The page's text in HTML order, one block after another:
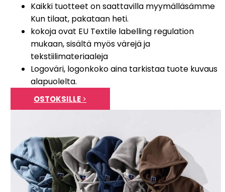
Kaikki tuotteet on saattavilla myymälläsämme
Kun tilaat, pakataan heti.
kokoja ovat EU Textile labelling regulation
mukaan, sisältä myös värejä ja
tekstiilimateriaaleja
Logoväri, logonkoko aina tarkistaa tuote kuvaus
alapuolelta.
OSTOKSILLE>